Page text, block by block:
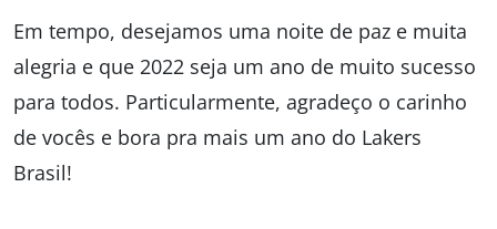
Em tempo, desejamos uma noite de paz e muita
alegria e que 2022 seja um ano de muito sucesso
para todos. Particularmente, agradeço o carinho
de vocês e bora pra mais um ano do Lakers
Brasil!